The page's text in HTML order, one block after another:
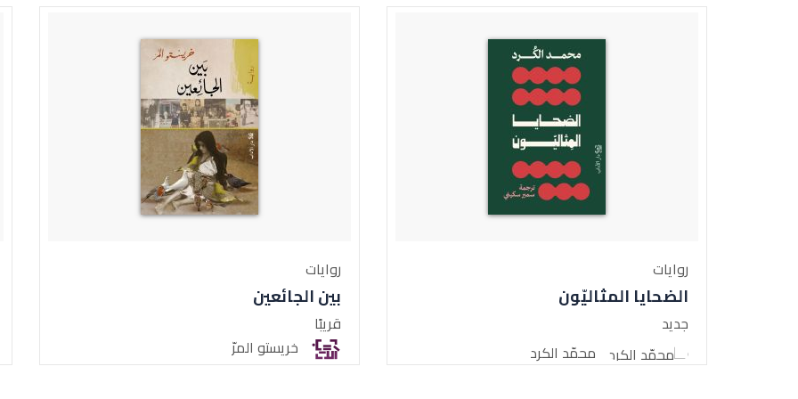
روايات
الضحايا المثاليّون
جديد
محمّد الكرد
روايات
بين الجائعين
قريبًا
خريستو المرّ